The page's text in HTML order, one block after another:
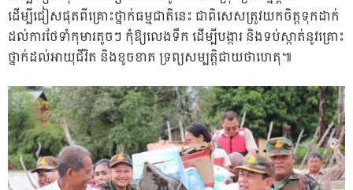
ដើម្បីជៀសផុតពីគ្រោះថ្នាក់ធម្មជាតិនេះ ជាពិសេសត្រូវយកចិត្តទុកដាក់
ដល់ការថែទាំកុមារតូចៗ កុំឱ្យលេងទឹក ដើម្បីបង្ការ និងទប់ស្កាត់នូវគ្រោះ
ថ្នាក់ដល់អាយុជីវិត និងខូចខាត ទ្រព្យសម្បត្តិជាយថាហេតុ៕